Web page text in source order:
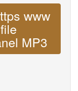
www
MP3